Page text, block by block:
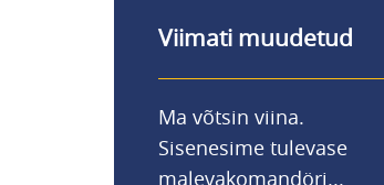
Viimati muudetud
Ma võtsin viina.
Sisenesime tulevase
malevakomandöri...